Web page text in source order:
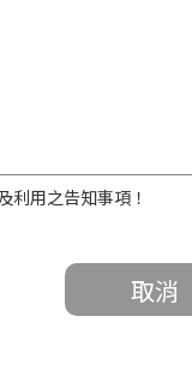
利用之告知事項！